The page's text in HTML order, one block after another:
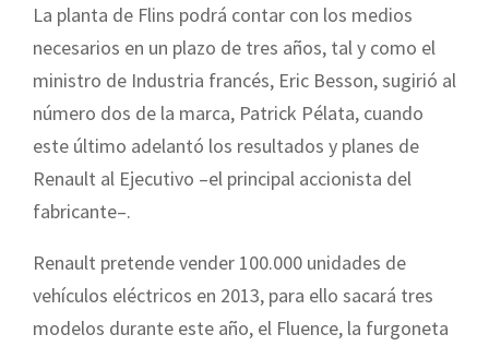
La planta de Flins podrá contar con los medios
necesarios en un plazo de tres años, tal y como el
ministro de Industria francés, Eric Besson, sugirió al
número dos de la marca, Patrick Pélata, cuando
este último adelantó los resultados y planes de
Renault al Ejecutivo –el principal accionista del
fabricante–.
Renault pretende vender 100.000 unidades de
vehículos eléctricos en 2013, para ello sacará tres
modelos durante este año, el Fluence, la furgoneta